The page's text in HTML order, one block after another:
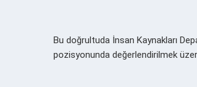
Bu doğrultuda İnsan Kaynakları
pozisyonunda değerlendirilmek